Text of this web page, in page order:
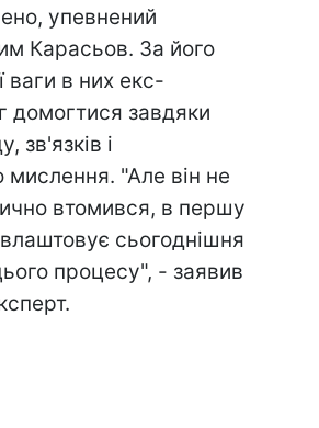
упевнений
Карасьов. За його
ваги в них екс-
домогтися завдяки
зв'язків і
мислення. "Але він не
втомився, в першу
сьогоднішня
процесу", - заявив